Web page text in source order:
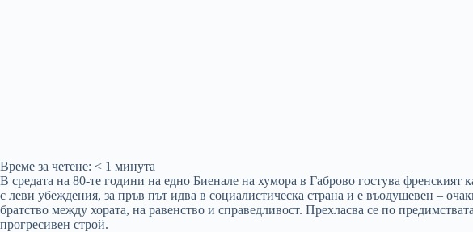
Време за четене: < 1 минута
В средата на 80-те години на едно Биенале на хумора в Габрово гостува френският
с леви убеждения, за пръв път идва в социалистическа страна и е въодушевен –
братство между хората, на равенство и справедливост. Прехласва се по
прогресивен строй.